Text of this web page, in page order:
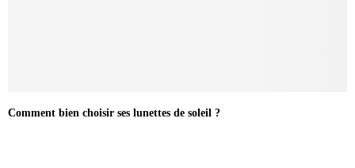
Comment bien choisir ses lunettes de soleil ?